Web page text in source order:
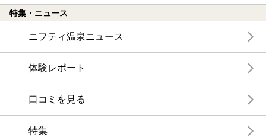
特集・ニュース
ニフティ温泉ニュース
体験レポート
口コミを見る
特集